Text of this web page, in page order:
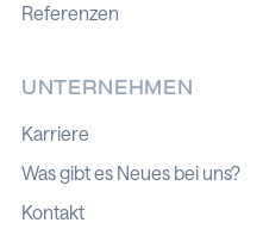
Referenzen
UNTERNEHMEN
Karriere
Was gibt es Neues bei uns?
Kontakt